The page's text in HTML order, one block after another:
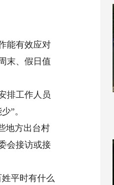
能有效应对
末、假日值
排工作人员
”。
地方出台村
会接访或接
平时有什么